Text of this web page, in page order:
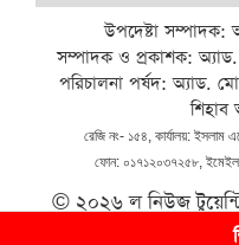
উপদেষ্টা সম্পাদক:
সম্পাদক ও প্রকাশক:
পরিচালনা পর্ষদ: অ্যাড.
রেজি নং- ১৫৪, কার্যালয়: ইসলাম
ফোন: ০১৭১২০৩৭২৫৮,
© ২০২৬ ল নিউজ টুয়েন্টি